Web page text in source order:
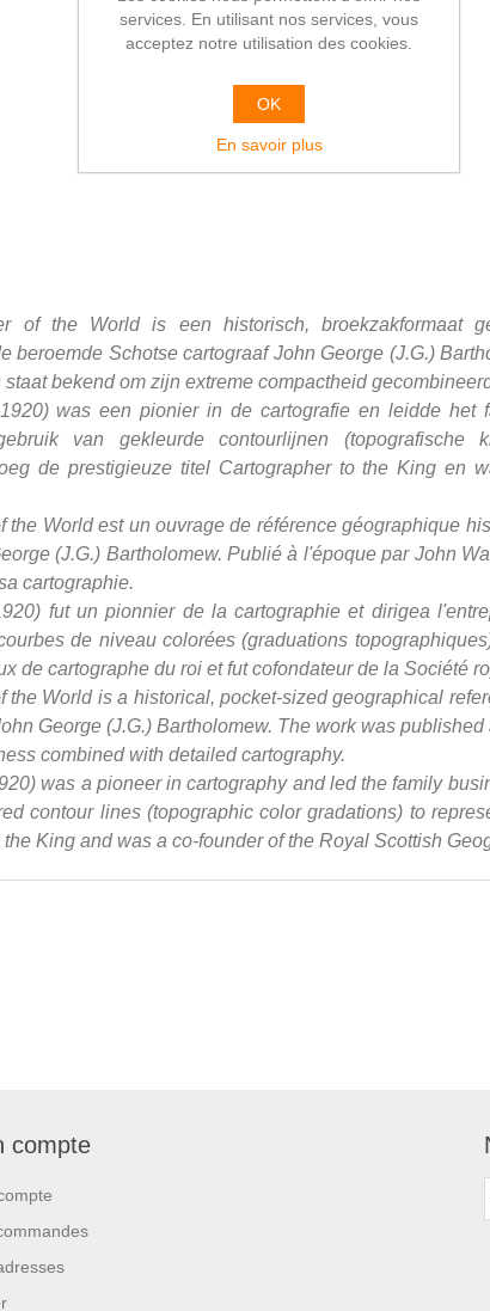
of the World is een historisch, broekzakformaat
beroemde Schotse cartograaf John George (J.G.)
bekend om zijn extreme compactheid
was een pionier in de cartografie en leidde het
van gekleurde contourlijnen (topografische
de prestigieuze titel Cartographer to the King en
the Worldest un ouvrage de référence géographique
(J.G.) Bartholomew. Publié à l'époque par John
cartographie.
fut un pionnier de la cartographie et dirigea
de niveau colorées (graduations
de cartographe du roi et fut cofondateur de la Société
the World is a historical, pocket-sized geographical
George (J.G.) Bartholomew. The work was
combined with detailed cartography.
was a pioneer in cartography and led the family
contour lines (topographic color gradations) to
King and was a co-founder of the Royal Scottish
compte
services. En utilisant nos services, vous
acceptez notre utilisation des cookies.
OK
En savoir plus